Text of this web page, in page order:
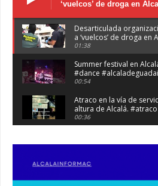
‘vuelcos’ de droga en
Desarticulada
a ‘vuelcos’ de droga en
01:38
Summer festival en
#dance
00:54
Atraco en la vía de
altura de Alcalá.
00:36
Alcalá. #policia #narcos
Primeras 191 viviendas
Guadaíra.